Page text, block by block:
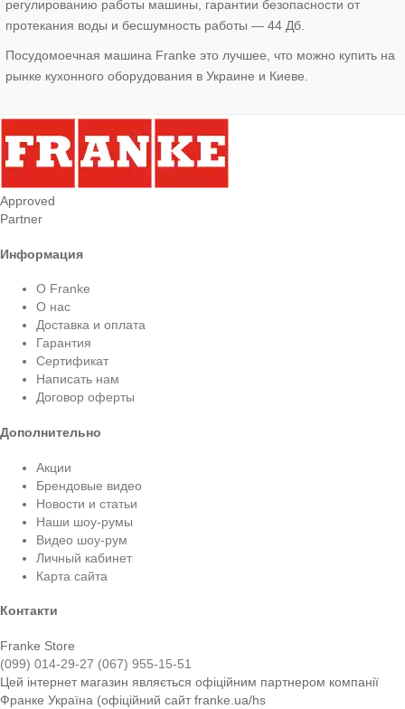
регулированию работы машины, гарантии безопасности от
протекания воды и бесшумность работы — 44 Дб.
Посудомоечная машина Franke это лучшее, что можно купить на
рынке кухонного оборудования в Украине и Киеве.
Approved
Partner
Информация
О Franke
О нас
Доставка и оплата
Гарантия
Сертификат
Написать нам
Договор оферты
Дополнительно
Акции
Брендовые видео
Новости и статьи
Наши шоу-румы
Видео шоу-рум
Личный кабинет
Карта сайта
Контакти
Franke Store
(099) 014-29-27 (067) 955-15-51
Цей інтернет магазин являється офіційним партнером компанії
Франке Україна (офіційний сайт franke.ua/hs